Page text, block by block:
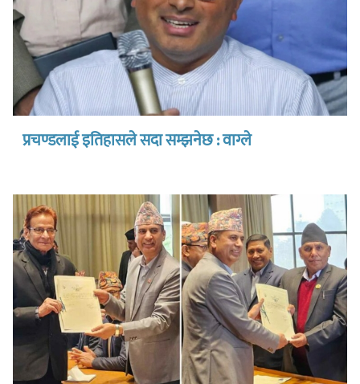
प्रचण्डलाई इतिहासले सदा सम्झनेछ : वाग्ले